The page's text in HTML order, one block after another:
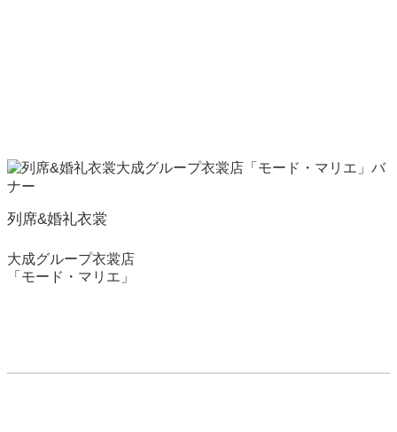
列席&婚礼衣裳
大成グループ衣裳店
「モード・マリエ」